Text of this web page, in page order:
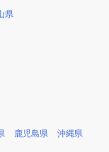
県
鹿児島県 沖縄県